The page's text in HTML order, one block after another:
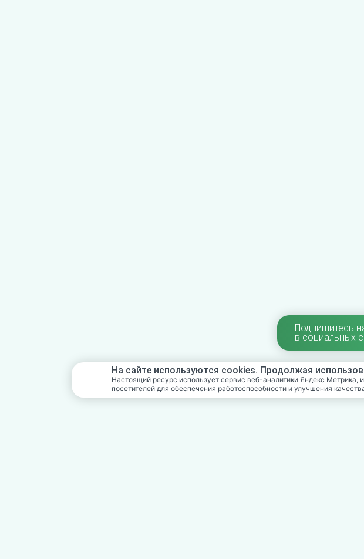
Подпишитесь
в социальных
На сайте используются cookies. Продолжая
Настоящий ресурс использует сервис веб-аналитики Яндекс
посетителей для обеспечения работоспособности и улучшения